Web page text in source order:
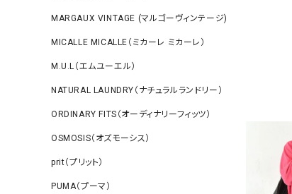
MARGAUX VINTAGE (マルゴーヴィンテージ)
MICALLE MICALLE（ミカーレ ミカーレ）
M.U.L（エムユーエル）
NATURAL LAUNDRY（ナチュラルランドリー）
ORDINARY FITS（オーディナリーフィッツ）
OSMOSIS（オズモーシス）
prit（プリット）
PUMA（プーマ）